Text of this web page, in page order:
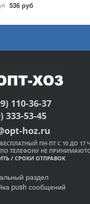
536 руб
110-36-37
333-53-45
hoz.ru
ПН-ПТ С 10 ДО 17 Ч
ТЕЛЕФОНУ НЕ
/ СРОКИ ОТПРАВОК
раздел
push сообщений